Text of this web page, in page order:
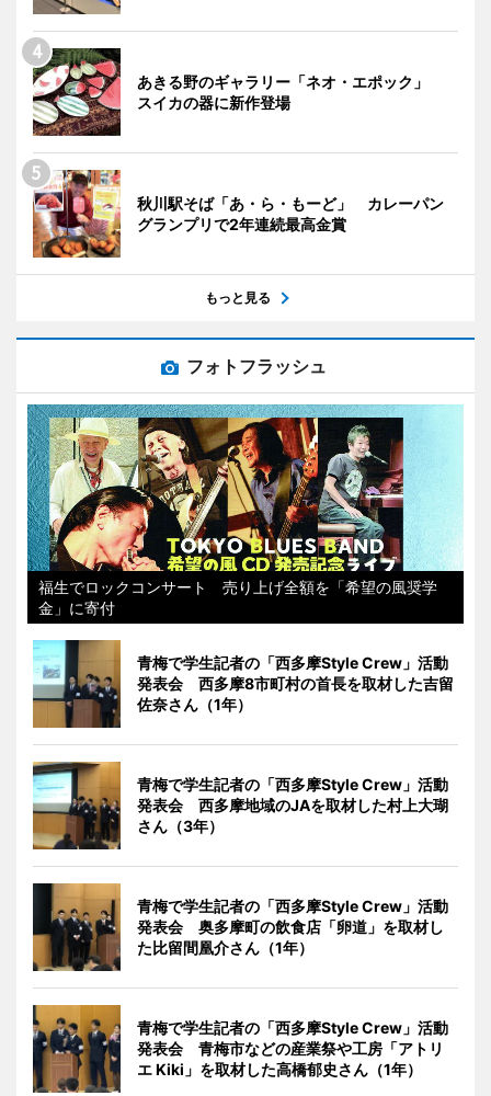
あきる野のギャラリー「ネオ・エポック」
スイカの器に新作登場
秋川駅そば「あ・ら・もーど」 カレーパン
グランプリで2年連続最高金賞
もっと見る
フォトフラッシュ
福生でロックコンサート 売り上げ全額を「希望の風奨学
金」に寄付
青梅で学生記者の「西多摩Style Crew」活動
発表会 西多摩8市町村の首長を取材した吉留
佐奈さん（1年）
青梅で学生記者の「西多摩Style Crew」活動
発表会 西多摩地域のJAを取材した村上大瑚
さん（3年）
青梅で学生記者の「西多摩Style Crew」活動
発表会 奥多摩町の飲食店「卵道」を取材し
た比留間凰介さん（1年）
青梅で学生記者の「西多摩Style Crew」活動
発表会 青梅市などの産業祭や工房「アトリ
エ Kiki」を取材した高橋郁史さん（1年）